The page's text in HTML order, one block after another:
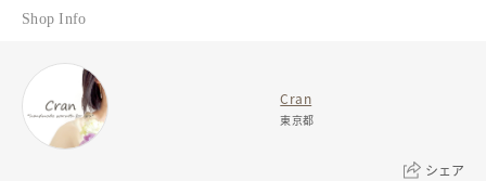
Shop Info
Cran
東京都
シェア